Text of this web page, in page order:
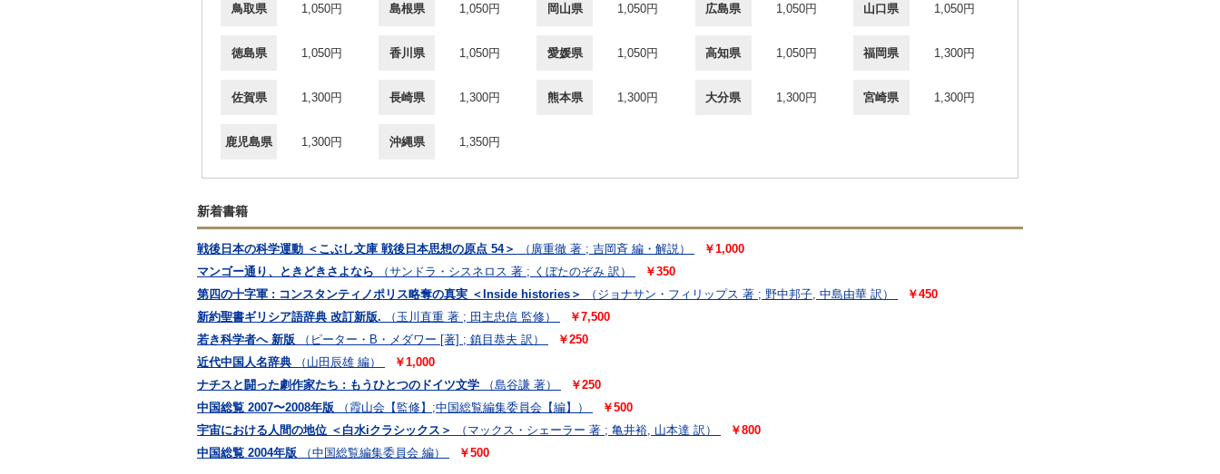
鳥取県 1,050円 島根県 1,050円 岡山県 1,050円 広島県 1,050円 山口県 1,050円
徳島県 1,050円 香川県 1,050円 愛媛県 1,050円 高知県 1,050円 福岡県 1,300円
佐賀県 1,300円 長崎県 1,300円 熊本県 1,300円 大分県 1,300円 宮崎県 1,300円
鹿児島県 1,300円 沖縄県 1,350円
新着書籍
戦後日本の科学運動 ＜こぶし文庫 戦後日本思想の原点 54＞ （廣重徹 著 ; 吉岡斉 編・解説）
￥1,000
マンゴー通り、ときどきさよなら
（サンドラ・シスネロス 著 ; くぼたのぞみ 訳）
￥350
第四の十字軍 : コンスタンティノポリス略奪の真実 ＜Inside histories＞
（ジョナサン・フィリップス 著 ; 野中邦子, 中島由華 訳）
￥450
新約聖書ギリシア語辞典 改訂新版.
（玉川直重 著 ; 田主忠信 監修）
￥7,500
若き科学者へ 新版
（ピーター・B・メダワー [著] ; 鎮目恭夫 訳）
￥250
近代中国人名辞典
（山田辰雄 編）
￥1,000
ナチスと闘った劇作家たち : もうひとつのドイツ文学
（島谷謙 著）
￥250
中国総覧 2007〜2008年版
（霞山会【監修】;中国総覧編集委員会【編】）
￥500
宇宙における人間の地位 ＜白水iクラシックス＞
（マックス・シェーラー 著 ; 亀井裕, 山本達 訳）
￥800
中国総覧 2004年版
（中国総覧編集委員会 編） ￥500